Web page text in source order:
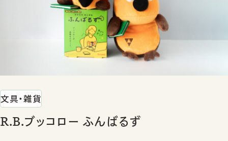
文具・雑貨
R.B.ブッコロー ふんばるず